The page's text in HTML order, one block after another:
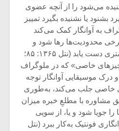
می‌شود را از آنچه عضوی
بشنود یا نشنیده بگیرد تمییز
به آوانگار کمک می‌کند
محدودیت‌ها رها شود و
آوانگاری‌اش به تکامل بیشتری دست یابد (نتل ۱۳۶۵: ۸۵؛
«چیزهای خاصی» که در ملوگراف
موسیقایی آوانگار توجه
خاصی جلب می‌کند، به‌طوری
مشاوره با مطلعِ خبره میزان
را جویا شود و یا، از سویی
فونتیک به‌کار ببرد (نتل